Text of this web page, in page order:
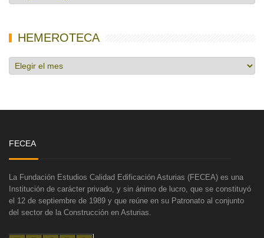
de
HEMEROTECA
Hemeroteca
FECEA
La Fundación Estudios Calidad Edificación Asturias (FECEA) es una
Institución de carácter privado, y sin ánimo de lucro, que se constituyó
el 12 de septiembre de 1989 y que reúne en su Patronato al conjunto
del sector de la Construcción en Asturias.